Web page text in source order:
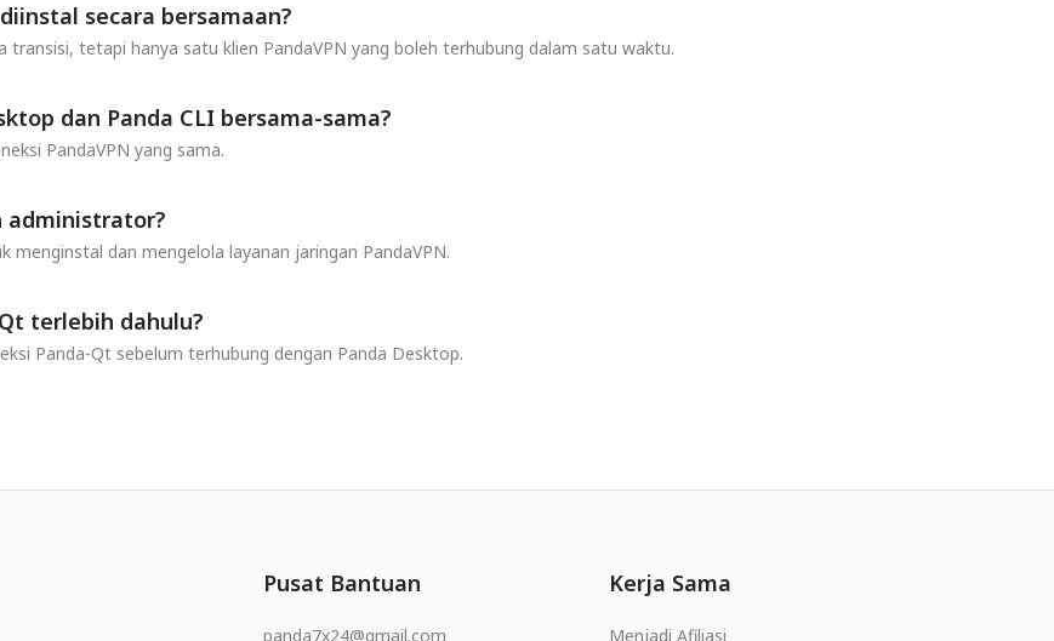
secara bersamaan?
tetapi hanya satu klien PandaVPN yang boleh terhubung dalam satu waktu.
dan Panda CLI bersama-sama?
PandaVPN yang sama.
administrator?
dan mengelola layanan jaringan PandaVPN.
terlebih dahulu?
Panda-Qt sebelum terhubung dengan Panda Desktop.
Pusat Bantuan
panda7x24@gmail.com
Kerja Sama
Menjadi Afiliasi